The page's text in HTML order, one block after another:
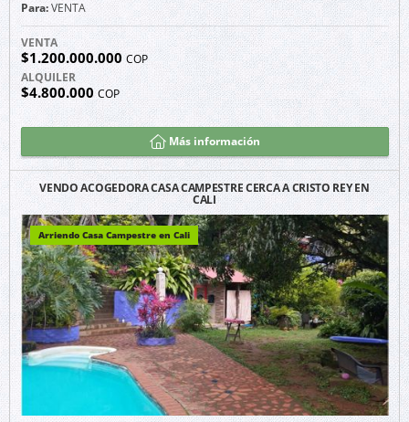
Para:VENTA
VENTA
$1.200.000.000COP
ALQUILER
$4.800.000 COP
Más información
VENDO ACOGEDORA CASA CAMPESTRE CERCA A CRISTO REY EN
CALI
Arriendo Casa Campestre en Cali